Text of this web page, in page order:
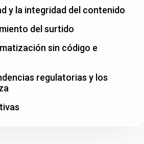
y la integridad del contenido
del surtido
sin código e
regulatorias y los